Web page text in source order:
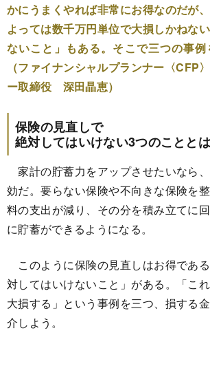
かにうまくやれば非常にお得なのだが
よっては数千万円単位で大損しかねな
ないこと」もある。そこで三つの事例
（ファイナンシャルプランナー〈CFP
ー取締役 深田晶恵）
保険の見直しで
絶対してはいけない3つのことと
家計の貯蓄力をアップさせたいなら
効だ。要らない保険や不向きな保険を
料の支出が減り、その分を積み立てに
に貯蓄ができるようになる。
このように保険の見直しはお得であ
対してはいけないこと」がある。「こ
大損する」という事例を三つ、損する
介しよう。